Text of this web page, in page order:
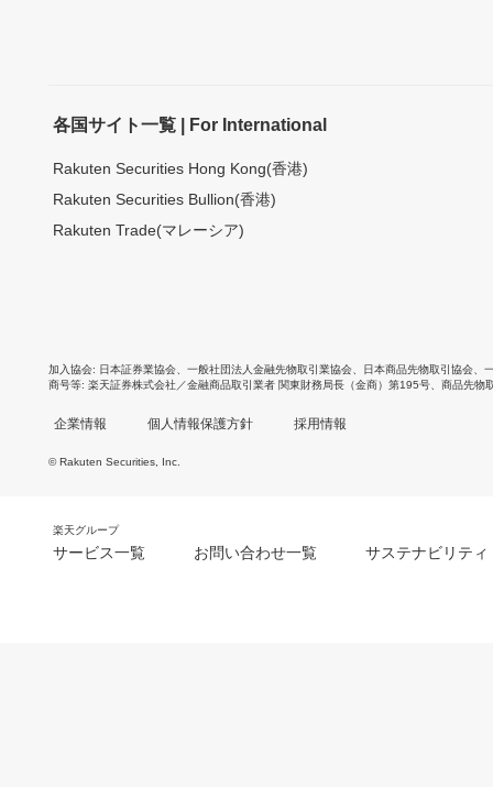
各国サイト一覧 | For International
Rakuten Securities Hong Kong(香港)
Rakuten Securities Bullion(香港)
Rakuten Trade(マレーシア)
加入協会 日本証券業協会 一般社団法人金融先物取引業協会 日本商品先物取引協会
商号等 楽天証券株式会社／金融商品取引業者 関東財務局長（金商）第195号、商品先物
企業情報 個人情報保護方針 採用情報
© Rakuten Securities, Inc.
楽天グループ
サービス一覧 お問い合わせ一覧 サステナビリティ